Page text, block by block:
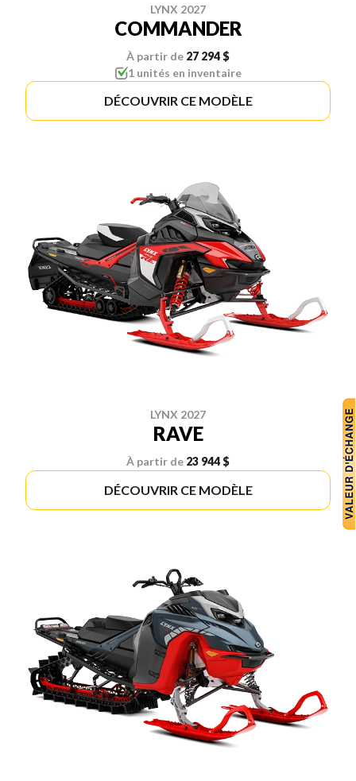
LYNX 2027
COMMANDER
À partir de 27 294 $
1 unités en inventaire
DÉCOUVRIR CE MODÈLE
LYNX 2027
RAVE
À partir de 23 944 $
DÉCOUVRIR CE MODÈLE